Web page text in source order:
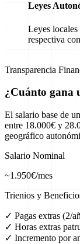
Leyes
Leyes locales
respectiva
Transparencia
¿Cuánto gana
El salario base de
entre 18.000€ y
geográfico
Salario Nominal
~1.950€/mes
Trienios y
✓ Pagas extras (2/
✓ Horas extras
✓ Incremento por